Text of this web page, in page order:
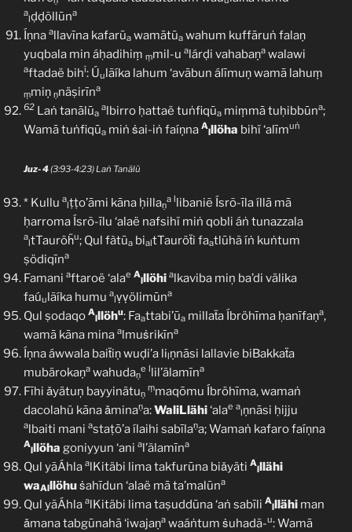
a
lḍḍõllūna
Íṇna allavīna kafarūa wamātūa wahum kuffāruṅ falaṇ
yuqbala min áḥadihiṃ ṃmil-u alárḍi vahabaṇa walawi
aftadaë bihĩ: Úulãíka lahum ‘avābun álīmuṇ wamā lahuṃ
ṃmiṇ ṇnäṣirīna
62 Laṅ tanālūa
albirro ḥattaë tuṅfiqūa miṃmā tuḥibbūna;
Wamā tuṅfiqūa miṅ ṡai-iṅ faíṇna A
lllöha bihï ‘alīmuṅ
Juz- 4(3:93-4:23) Laṅ Tanālū
* Kullu a
lṭṭo’āmi kāna ḥillaṇ
a llibaniẽ Ísrõ-īla íllā mā
ḥarroma Ísrõ-īlu ‘alaë nafsihï miṅ qobli áṅ tunazzala
a
ltTauröḧu; Qul fàtūa bialtTauröẗi faatlūhã íṅ kuṅtum
ṣödiqīna
Famani aftaroë ‘alae A
lllöhi alkaviba miņ ba’di välika
faúulãíka humu a
lṿṿölimūna
Qul ṣodaqo A
lllöhu: Faattabi’ūa millaẗa Íbröhīma ḥanīfaṇa,
wamā kāna mina almuṡrikīna
Íṇna áwwala baiẗiṇ wuḍi’a lilṇnāsi lallavie biBakkaẗa
mubärokaṇa wahudaṇ
e llil’älamīna
Fīhi ǎyätuņ bayyinätuṇ
ṃmaqōmu Íbröhīma, wamaṅ
dacolahü kāna ǎminaṇa:WaliLlähi‘alae a
lṇnāsi ḥijju
albaiti mani astaṭō’a ílaihi sabīlaṇa; Wamaṅ kafaro faíṇna
A
lllöha goniyyun ‘ani al’älamīna
Qul yãÁhla alKitäbi lima takfurūna biǎyäti A
lllähi
waAlllöhuṡahīdun ‘alaë mā ta’malūna
Qul yãÁhla alKitäbi lima taṣuddūna ‘aṅ sabīli A
lllähi man
ǎmana tabgūnahā ‘iwajaṇa waáṅtum ṡuhadã-u: Wamā